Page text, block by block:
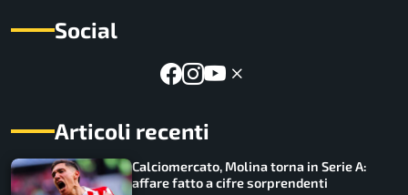
Social
Articoli recenti
Calciomercato, Molina torna in Serie A:
affare fatto a cifre sorprendenti